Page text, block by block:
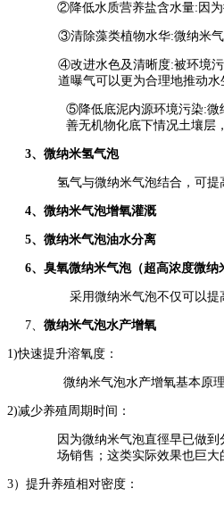
②降低水质营养盐含水量:因为
③清除藻类植物水华:微纳米气
④改进水色及清晰度:被环境
道曝气可以更为合理地推动
⑤降低底泥内源环境污染:微
善无机物化底下情况土壤层
3、微纳米氢气泡
氢气与微纳米气泡结合，可提
4、微纳米气泡增氧灌溉
5、微纳米气泡油水分离
6、臭氧微纳米气泡（超高浓度微纳
采用微纳米气泡不仅可以
7、 微纳米气泡水产增氧
1)快速提升溶氧度：
微纳米气泡水产增氧基本原
2)减少养殖周期时间：
因为微纳米气泡直徑早已做
场销售；这类实际效果也巨大
3）提升养殖相对密度：